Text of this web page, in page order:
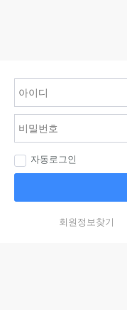
자동로그인
회원정보찾기